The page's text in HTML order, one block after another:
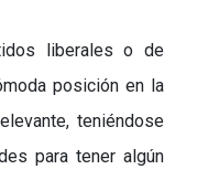
liberales o de
posición en la
teniéndose
para tener algún